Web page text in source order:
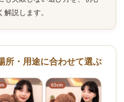
説します。
・用途に合わせて選ぶ